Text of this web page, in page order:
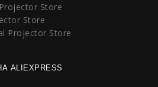
Store
Store
Projector Store
ALIEXPRESS